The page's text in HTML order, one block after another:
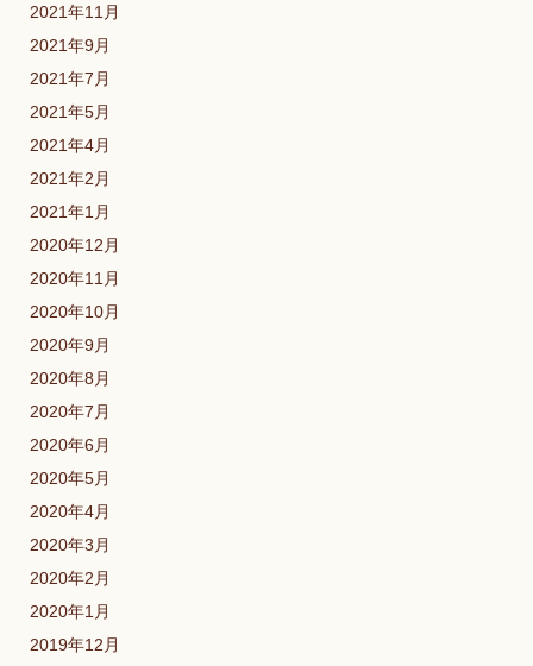
2021年11月
2021年9月
2021年7月
2021年5月
2021年4月
2021年2月
2021年1月
2020年12月
2020年11月
2020年10月
2020年9月
2020年8月
2020年7月
2020年6月
2020年5月
2020年4月
2020年3月
2020年2月
2020年1月
2019年12月